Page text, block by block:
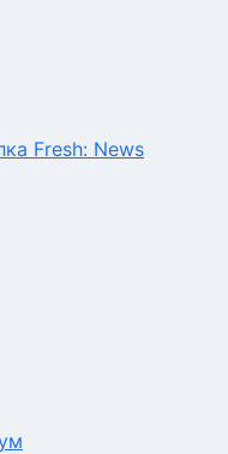
Fresh: News